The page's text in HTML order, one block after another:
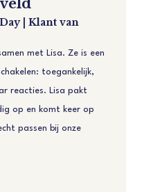
| Klant van
met Lisa. Ze is een
toegankelijk,
reacties. Lisa pakt
op en komt keer op
passen bij onze